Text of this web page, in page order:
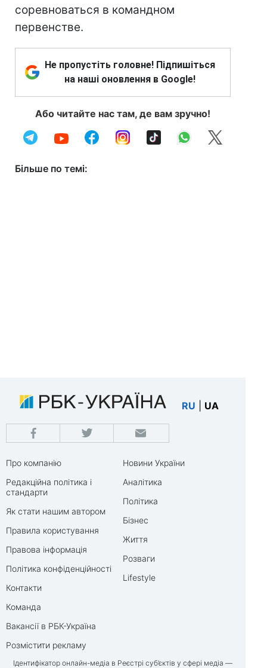
соревноваться в командном
первенстве.
Не пропустіть головне! Підпишіться
на наші оновлення в Google!
Або читайте нас там, де вам зручно!
Більше по темі:
RU UA
Про компанію
Редакційна політика і
стандарти
Як стати нашим автором
Правила користування
Правова інформація
Політика конфіденційності
Контакти
Команда
Вакансії в РБК-Україна
Розмістити рекламу
Новини України
Аналітика
Політика
Бізнес
Життя
Розваги
Lifestyle
Ідентифікатор онлайн-медіа в Реєстрі суб’єктів у сфері медіа —